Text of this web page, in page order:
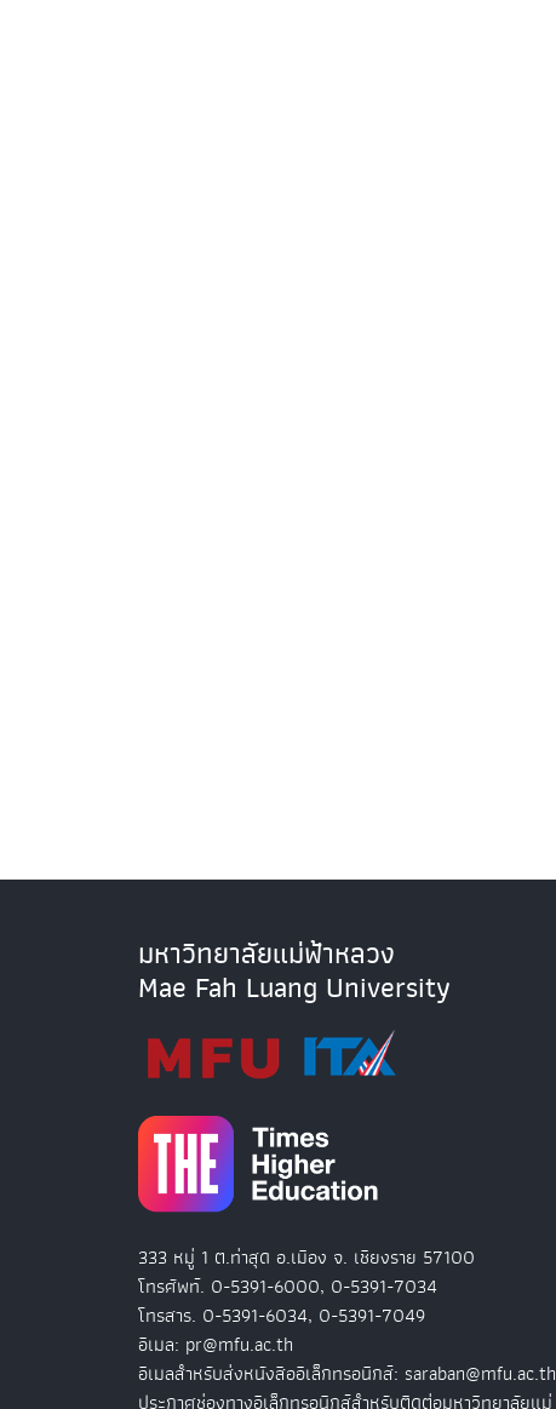
มหาวิทยาลัยแม่ฟ้าหลวง
Mae Fah Luang University
333 หมู่ 1 ต.ท่าสุด อ.เมือง จ. เชียงราย 57100
โทรศัพท์. 0-5391-6000, 0-5391-7034
โทรสาร. 0-5391-6034, 0-5391-7049
อีเมล: pr@mfu.ac.th
อีเมลสำหรับส่งหนังสืออิเล็กทรอนิกส์: saraban@mfu.ac.th
ประกาศช่องทางอิเล็กทรอนิกส์สำหรับติดต่อมหาวิทยาลัยแม่